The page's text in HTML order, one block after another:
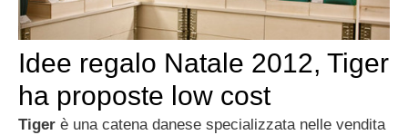
Idee regalo Natale 2012, Tiger
ha proposte low cost
Tiger è una catena danese specializzata nelle vendita